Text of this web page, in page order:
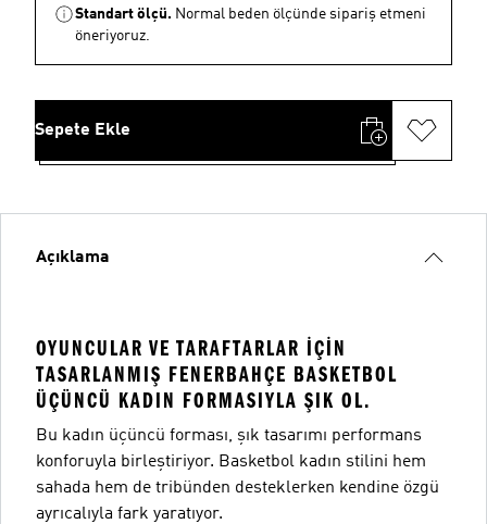
Standart ölçü. Normal beden ölçünde sipariş etmeni
öneriyoruz.
Sepete Ekle
Açıklama
OYUNCULAR VE TARAFTARLAR IÇIN
TASARLANMIŞ FENERBAHÇE BASKETBOL
ÜÇÜNCÜ KADIN FORMASIYLA ŞIK OL.
Bu kadın üçüncü forması, şık tasarımı performans
konforuyla birleştiriyor. Basketbol kadın stilini hem
sahada hem de tribünden desteklerken kendine özgü
ayrıcalıyla fark yaratıyor.